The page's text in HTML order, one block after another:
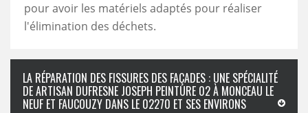
pour avoir les matériels adaptés pour réaliser
l'élimination des déchets.
LA RÉPARATION DES FISSURES DES FAÇADES : UNE SPÉCIALITÉ
DE ARTISAN DUFRESNE JOSEPH PEINTURE 02 À MONCEAU LE
NEUF ET FAUCOUZY DANS LE 02270 ET SES ENVIRONS